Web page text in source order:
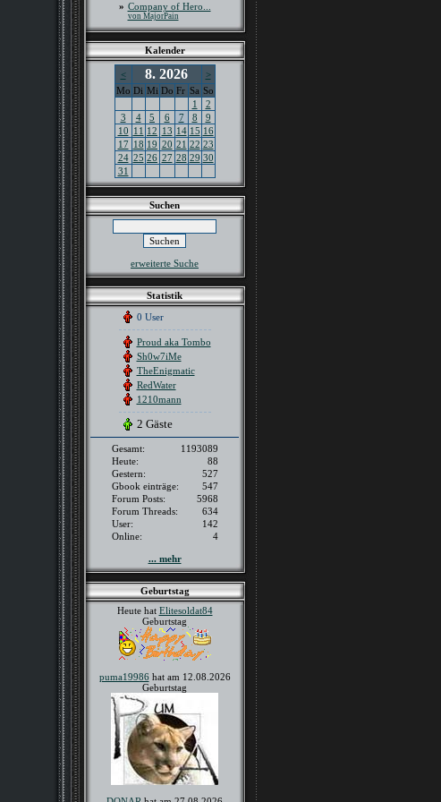
» Company of Hero...
von MajorPain
Kalender
< 8. 2026
>
Mo Di Mi Do Fr Sa So
1
2
3
4 5 6 7 8
9
10 11 12 13 14 15 16
17 18 19 20 21 22 23
24 25 26 27 28 29 30
31
Suchen
erweiterte Suche
Statistik
0 User
Proud aka Tombo
Sh0w7iMe
TheEnigmatic
RedWater
1210mann
2 Gäste
Gesamt:
1193089
Heute:
88
Gestern:
527
Gbook einträge:
547
Forum Posts:
5968
Forum Threads:
634
User:
142
Online:
4
... mehr
Geburtstag
Heute hat Elitesoldat84
Geburtstag
puma19986hat am 12.08.2026
Geburtstag